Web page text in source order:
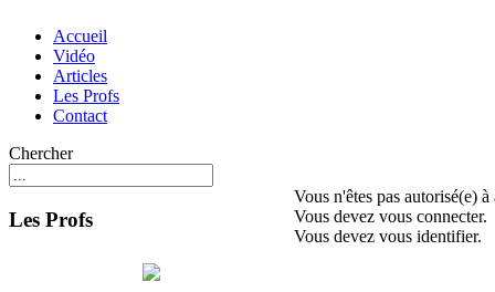
Accueil
Vidéo
Articles
Les Profs
Contact
Chercher
Les Profs
Vous n'êtes pas autorisé(e)
Vous devez vous connecter.
Vous devez vous identifier.